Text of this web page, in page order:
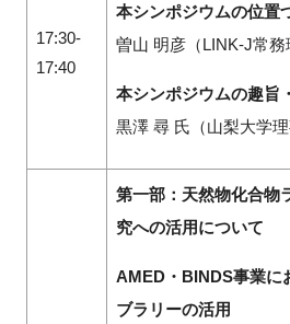
17:30-
17:40
本シンポジウムの位置
曽山 明彦（LINK-J常務
本シンポジウムの趣旨
黒澤 尋 氏（山梨大学理
第一部：天然物化合物
究への活用について
AMED・BINDS事業に
ブラリーの活用